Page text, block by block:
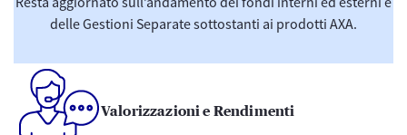
delle Gestioni Separate sottostanti ai prodotti AXA.
Valorizzazioni e Rendimenti